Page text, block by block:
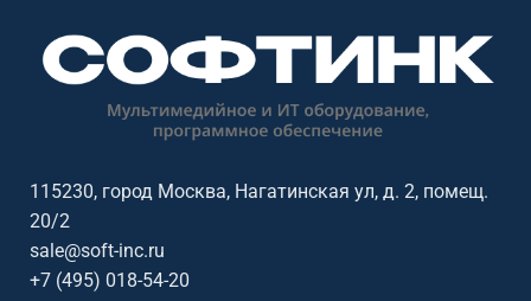
115230, город Москва, Нагатинская ул, д. 2, помещ.
20/2
sale@soft-inc.ru
+7 (495) 018-54-20